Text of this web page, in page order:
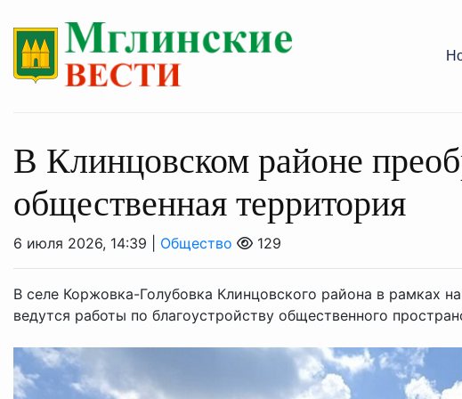
В Клинцовском районе
общественная территория
6 июля 2026, 14:39 | Общество 129
В селе Коржовка-Голубовка Клинцовского района в рамках
ведутся работы по благоустройству общественного